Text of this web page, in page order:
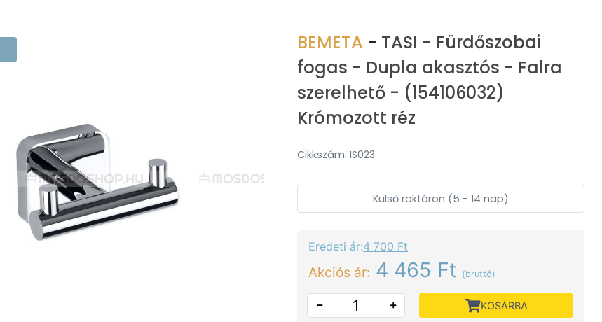
BEMETA - TASI - Fürdőszobai
fogas - Dupla akasztós - Falra
szerelhető - (154106032)
Krómozott réz
Cikkszám: IS023
Külső raktáron (5 - 14 nap)
Eredeti ár:4 700 Ft
Akciós ár: 4 465 Ft (bruttó)
KOSÁRBA